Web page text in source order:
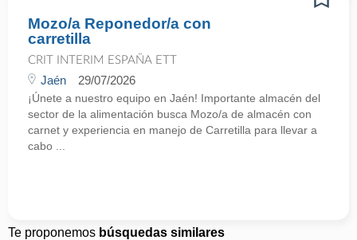
Mozo/a Reponedor/a con
carretilla
CRIT INTERIM ESPAÑA ETT
Jaén 29/07/2026
¡Únete a nuestro equipo en Jaén! Importante almacén del
sector de la alimentación busca Mozo/a de almacén con
carnet y experiencia en manejo de Carretilla para llevar a
cabo ...
Te proponemos búsquedas similares